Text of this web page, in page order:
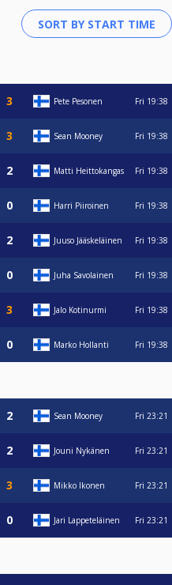
Pete Pesonen Fri 19:38
Sean Mooney Fri 19:38
Matti Heittokangas Fri 19:38
Harri Piiroinen Fri 19:38
Juuso Jääskeläinen Fri 19:38
Juha Savolainen Fri 19:38
Jalo Kotinurmi Fri 19:38
Marko Hollanti Fri 19:38
Sean Mooney Fri 23:21
Jouni Nykänen Fri 23:21
Mikko Ikonen Fri 23:21
Jari Lappeteläinen Fri 23:21